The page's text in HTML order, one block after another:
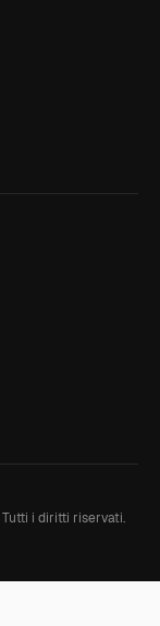
Tutti i diritti riservati.